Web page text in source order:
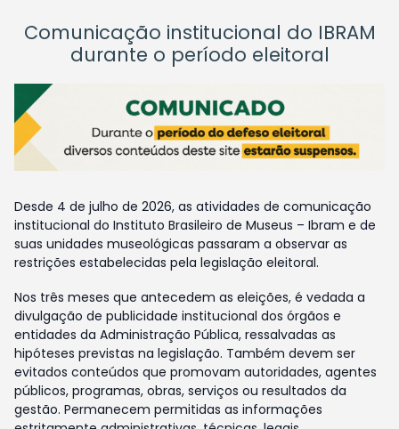
Comunicação institucional do IBRAM
durante o período eleitoral
Desde 4 de julho de 2026, as atividades de comunicação
institucional do Instituto Brasileiro de Museus – Ibram e de
suas unidades museológicas passaram a observar as
restrições estabelecidas pela legislação eleitoral.
Nos três meses que antecedem as eleições, é vedada a
divulgação de publicidade institucional dos órgãos e
entidades da Administração Pública, ressalvadas as
hipóteses previstas na legislação. Também devem ser
evitados conteúdos que promovam autoridades, agentes
públicos, programas, obras, serviços ou resultados da
gestão. Permanecem permitidas as informações